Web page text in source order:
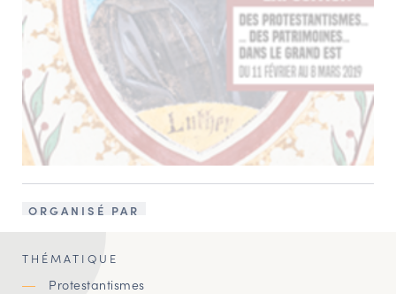
ORGANISÉ PAR
THÉMATIQUE
Protestantismes